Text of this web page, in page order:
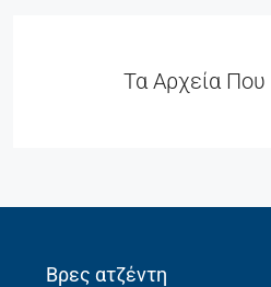
Τα Αρχεία
Βρες ατζέντη